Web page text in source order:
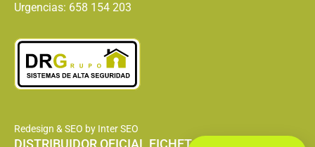
Urgencias: 658 154 203
Redesign & SEO by Inter SEO
DISTRIBUIDOR OFICIAL FICHET